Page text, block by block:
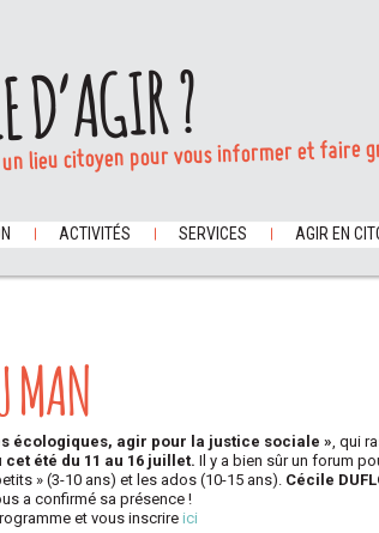
D’AGIR ?
un lieu citoyen pour vous informer et faire
ACTIVITÉS SERVICES AGIR EN
MAN
écologiques, agir pour la justice sociale », qui
cet été du 11 au 16 juillet. Il y a bien sûr un forum
» (3-10 ans) et les ados (10-15 ans). Cécile
a confirmé sa présence !
et vous inscrireici